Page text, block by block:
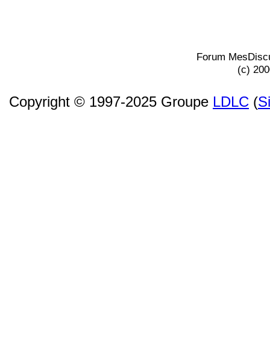
Forum
(c)
Copyright © 1997-2025 Groupe LDLC (